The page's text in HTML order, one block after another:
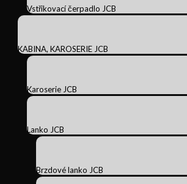
Vstřikovací čerpadlo JCB
KABINA, KAROSERIE JCB
Karoserie JCB
Lanko JCB
Brzdové lanko JCB